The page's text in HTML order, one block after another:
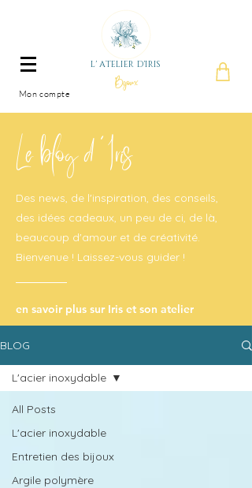
L' ATELIER D'IRIS
Mon compte
Bijoux
Le blog d'Iris
Des news, de l'inspiration, des conseils,
des idées cadeaux, un peu de ci, de là,
beaucoup d'amour et de créativité.
Bienvenue ! Laissez-vous guider !
en savoir plus sur Iris et son atelier
BLOG
All Posts
L'acier inoxydable
Entretien des bijoux
Argile polymère
L'acier inoxydable